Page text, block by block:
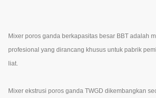
Mixer poros ganda berkapasitas besar BBT adalah
profesional yang dirancang khusus untuk pabrik
liat.
Mixer ekstrusi poros ganda TWGD dikembangkan